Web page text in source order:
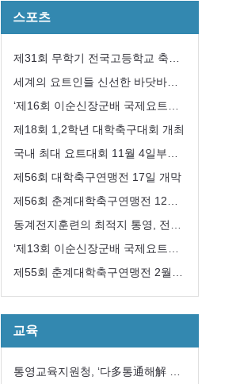
스포츠
제31회 무학기 전국고등학교 축구
대회 성공리에 개최
세계의 요트인들 신선한 바닷바람
과 수산물에 한껏 취해
‘제16회 이순신장군배 국제요트대
회’ 개최
제18회 1,2학년 대학축구대회 개최
국내 최대 요트대회 11월 4일부터
8일까지 통영 한산도 앞바다에서
개최
제56회 대학축구연맹전 17일 개막
제56회 춘계대학축구연맹전 12일
개막
동계전지훈련의 최적지 통영, 전국
에서 모이다
‘제13회 이순신장군배 국제요트대
회’ 내달 8일개막
제55회 춘계대학축구연맹전 2월
12일 개막
교육
통영교육지원청, ‘다多통通해解 학